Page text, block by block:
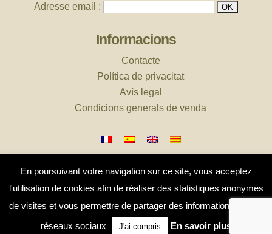
Adresse email :
Informacions
Contacte
Política de privacitat
Avís legal
Condicions generals de venda
Disseny realitzat perBeOnTheWeb
En poursuivant votre navigation sur ce site, vous acceptez
l'utilisation de cookies afin de réaliser des statistiques anonymes
de visites et vous permettre de partager des informations sur les
réseaux sociaux
J'ai compris En savoir plus